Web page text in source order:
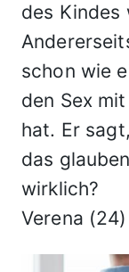
des Kindes
schon wie
den Sex
hat. Er
das
wirklich?
Verena (24)